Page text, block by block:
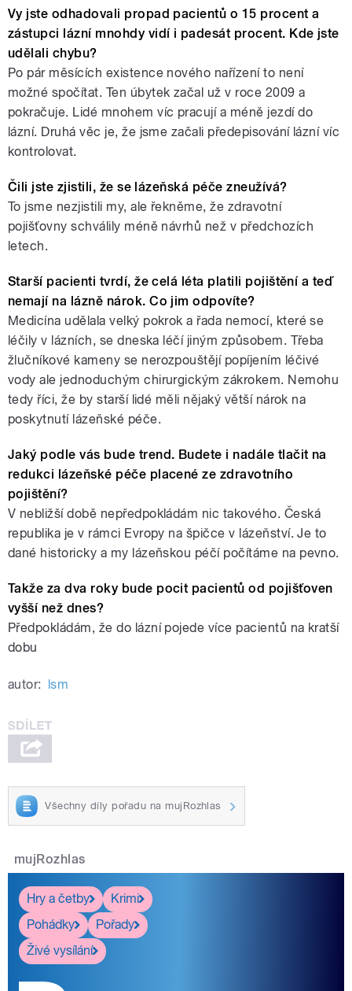
Vy jste odhadovali propad pacientů o 15 procent a
zástupci lázní mnohdy vidí i padesát procent. Kde jste
udělali chybu?
Po pár měsících existence nového nařízení to není
možné spočítat. Ten úbytek začal už v roce 2009 a
pokračuje. Lidé mnohem víc pracují a méně jezdí do
lázní. Druhá věc je, že jsme začali předepisování lázní víc
kontrolovat.
Čili jste zjistili, že se lázeňská péče zneužívá?
To jsme nezjistili my, ale řekněme, že zdravotní
pojišťovny schválily méně návrhů než v předchozích
letech.
Starší pacienti tvrdí, že celá léta platili pojištění a teď
nemají na lázně nárok. Co jim odpovíte?
Medicína udělala velký pokrok a řada nemocí, které se
léčily v lázních, se dneska léčí jiným způsobem. Třeba
žlučníkové kameny se nerozpouštějí popíjením léčivé
vody ale jednoduchým chirurgickým zákrokem. Nemohu
tedy říci, že by starší lidé měli nějaký větší nárok na
poskytnutí lázeňské péče.
Jaký podle vás bude trend. Budete i nadále tlačit na
redukci lázeňské péče placené ze zdravotního
pojištění?
V nebližší době nepředpokládám nic takového. Česká
republika je v rámci Evropy na špičce v lázeňství. Je to
dané historicky a my lázeňskou péčí počítáme na pevno.
Takže za dva roky bude pocit pacientů od pojišťoven
vyšší než dnes?
Předpokládám, že do lázní pojede více pacientů na kratší
dobu
autor: lsm
Všechny díly pořadu na mujRozhlas
mujRozhlas
Hry a četby
Krimi
Pohádky
Pořady
Živé vysílání